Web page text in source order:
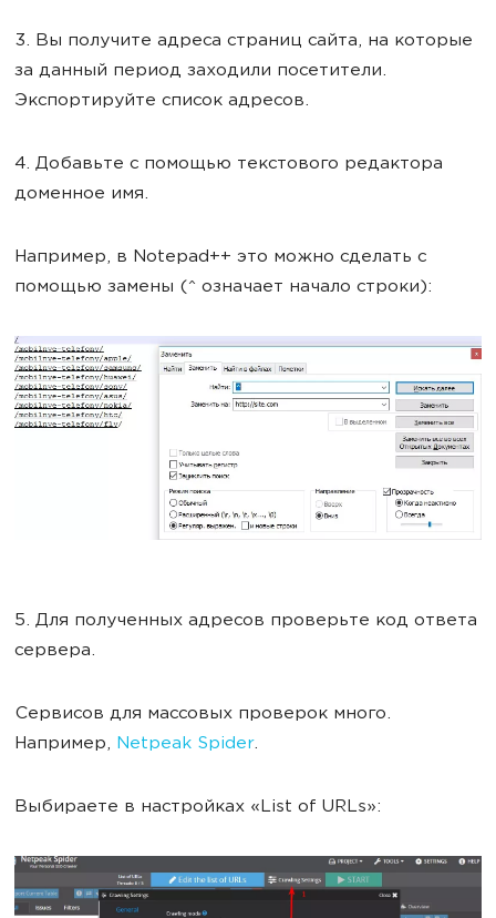
3. Вы получите адреса страниц сайта, на которые
за данный период заходили посетители.
Экспортируйте список адресов.
4. Добавьте с помощью текстового редактора
доменное имя.
Например, в Notepad++ это можно сделать с
помощью замены (^ означает начало строки):
5. Для полученных адресов проверьте код ответа
сервера.
Сервисов для массовых проверок много.
Например, Netpeak Spider.
Выбираете в настройках «List of URLs»: